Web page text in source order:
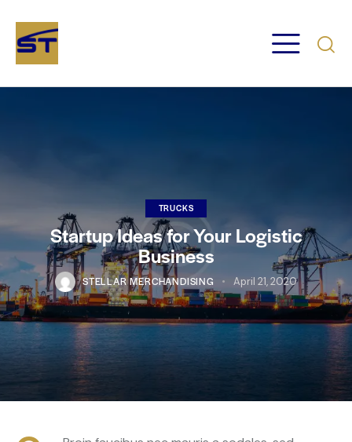
TRUCKS
Startup Ideas for Your Logistic
Business
STELLAR MERCHANDISING April 21, 2020